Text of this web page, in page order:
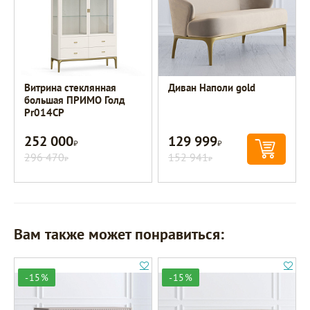
Витрина стеклянная
большая ПРИМО Голд
Pr014CP
252 000Р
296 470Р
Диван Наполи gold
129 999Р
152 941Р
Вам также может понравиться:
-15% -15%